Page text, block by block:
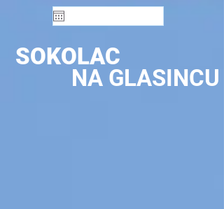
SOKOLAC
NA GLASINCU